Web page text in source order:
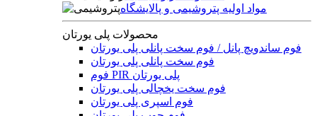
مواد اولیه پتروشیمی و پالایشگاه
محصولات پلی یورتان
فوم ساندویچ پانل / فوم سخت پانلی پلی یورتان
فوم سخت پانلی پلی یورتان
فوم PIR پلی یورتان
فوم سخت یخچالی پلی یورتان
فوم اسپری پلی یورتان